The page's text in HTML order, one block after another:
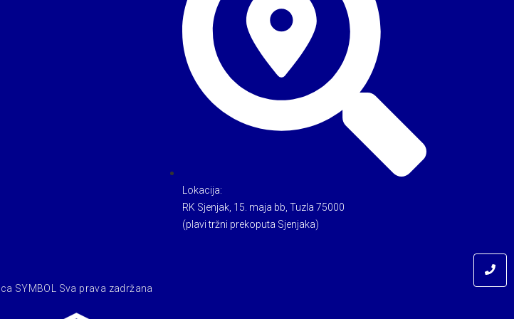
Lokacija:
RK Sjenjak, 15. maja bb, Tuzla 75000
(plavi tržni prekoputa Sjenjaka)
SYMBOL Sva prava zadržana